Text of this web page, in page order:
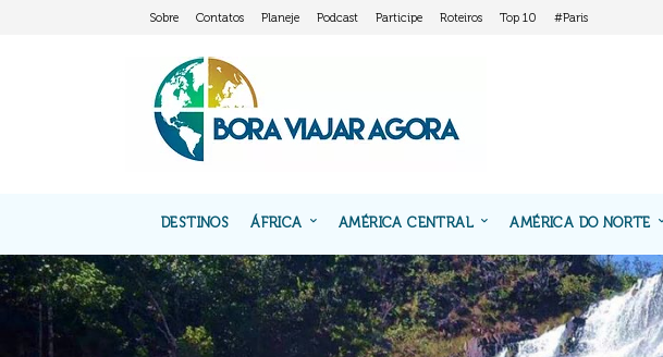
Sobre Contatos Planeje Podcast Participe Roteiros Top 10 #Paris
DESTINOS ÁFRICA AMÉRICA CENTRAL AMÉRICA DO NORTE